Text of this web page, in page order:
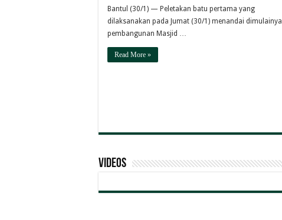
Bantul (30/1) — Peletakan batu pertama yang
dilaksanakan pada Jumat (30/1) menandai dimulainya
pembangunan Masjid …
Read More »
Videos